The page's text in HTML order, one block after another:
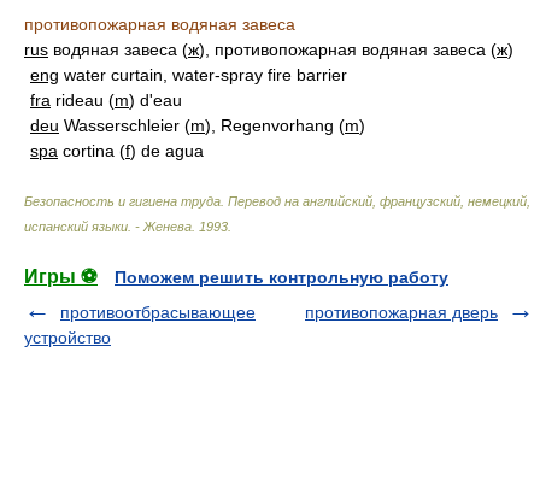
противопожарная водяная завеса
rus водяная завеса (ж), противопожарная водяная завеса (ж)
eng water curtain, water-spray fire barrier
fra rideau (m) d'eau
deu Wasserschleier (m), Regenvorhang (m)
spa cortina (f) de agua
Безопасность и гигиена труда. Перевод на английский, французский, немецкий,
испанский языки. - Женева 1993
Игры ⚽
Поможем решить контрольную работу
противоотбрасывающее
устройство
противопожарная дверь